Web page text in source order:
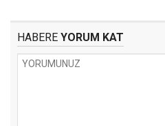
HABERE YORUM KAT